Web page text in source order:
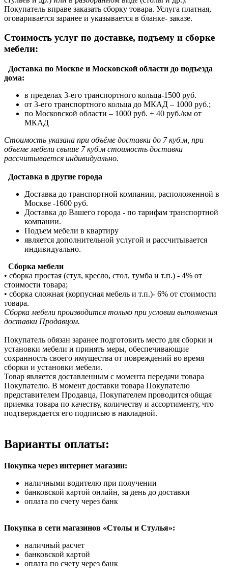
Покупатель вправе заказать сборку товара. Услуга платная,
оговаривается заранее и указывается в бланке- заказе.
Стоимость услуг по доставке, подъему и сборке
мебели:
Доставка по Москве и Московской области до подъезда
дома:
в пределах 3-его транспортного кольца-1500 руб.
от 3-его транспортного кольца до МКАД – 1000 руб.;
по Московской области – 1000 руб. + 40 руб./км от
МКАД
Стоимость указана при объёме доставки до 7 куб.м, при
объеме мебели свыше 7 куб.м стоимость доставки
рассчитывается индивидуально.
Доставка в другие города
Доставка до транспортной компании, расположенной в
Москве -1600 руб.
Доставка до Вашего города - по тарифам транспортной
компании.
Подъем мебели в квартиру
является дополнительной услугой и рассчитывается
индивидуально.
Сборка мебели
• сборка простая (стул, кресло, стол, тумба и т.п.) - 4% от
стоимости товара;
• сборка сложная (корпусная мебель и т.п.)- 6% от стоимости
товара.
Сборка мебели производится только при условии выполнения
доставки Продавцом.
Покупатель обязан заранее подготовить место для сборки и
установки мебели и принять меры, обеспечивающие
сохранность своего имущества от повреждений во время
сборки и установки мебели.
Товар является доставленным с момента передачи товара
Покупателю. В момент доставки товара Покупателю
представителем Продавца, Покупателем проводится общая
приемка товара по качеству, количеству и ассортименту, что
подтверждается его подписью в накладной.
Варианты оплаты:
Покупка через интернет магазин:
наличными водителю при получении
банковской картой онлайн, за день до доставки
оплата по счету через банк
Покупка в сети магазинов «Столы и Стулья»:
наличный расчет
банковской картой
оплата по счету через банк